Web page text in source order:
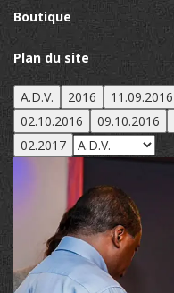
Boutique
Plan du site